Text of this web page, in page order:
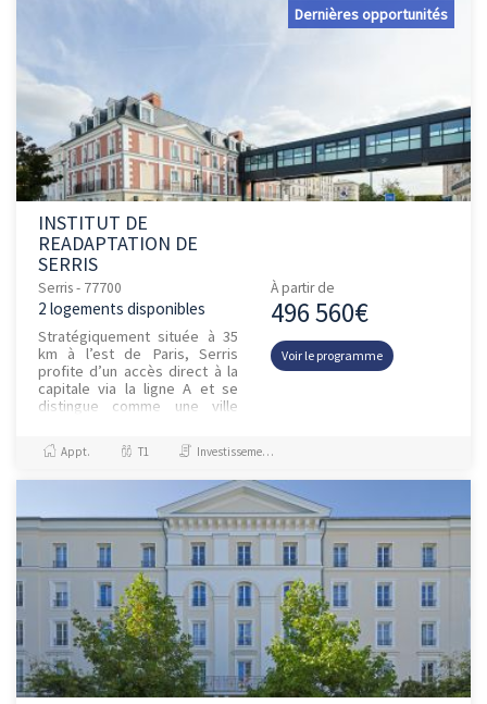
Dernières opportunités
INSTITUT DE
READAPTATION DE
SERRIS
Serris - 77700
2 logements disponibles
Stratégiquement située à 35
km à l’est de Paris, Serris
profite d’un accès direct à la
capitale via la ligne A et se
distingue comme une ville
au cœur du Val d’E...
À partir de
496 560€
Voir le programme
Appt. T1 Investissement et Défiscalisation